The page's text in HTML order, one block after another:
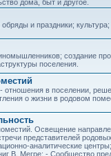
дома, быт и другое.
и праздники; культура;
создание
поселения.
в поселении,
о жизни в родовом
Освещение
представителей
аналитические
В. Мегре; - Сообщество